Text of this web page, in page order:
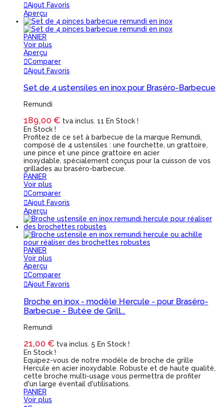
Ajout Favoris
Aperçu
PANIER
Voir plus
Aperçu
Comparer
Ajout Favoris
Set de 4 ustensiles en inox pour Braséro-Barbecue
Remundi
189,00 € tva inclus. 11 En Stock !
En Stock !
Profitez de ce set à barbecue de la marque Remundi,
composé de 4 ustensiles : une fourchette, un grattoire,
une pince et une pince grattoire en acier
inoxydable, spécialement conçus pour la cuisson de vos
grillades au braséro-barbecue.
PANIER
Voir plus
Comparer
Ajout Favoris
Aperçu
PANIER
Voir plus
Aperçu
Comparer
Ajout Favoris
Broche en inox - modèle Hercule - pour Braséro-
Barbecue - Butée de Grill...
Remundi
21,00 € tva inclus. 5 En Stock !
En Stock !
Equipez-vous de notre modèle de broche de grille
Hercule en acier inoxydable. Robuste et de haute qualité,
cette broche multi-usage vous permettra de profiter
d'un large éventail d'utilisations.
PANIER
Voir plus